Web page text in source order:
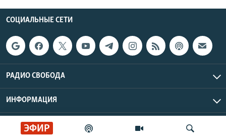
ЭФИР
СОЦИАЛЬНЫЕ СЕТИ
РАДИО СВОБОДА
ИНФОРМАЦИЯ
Радио Свобода © 2026 RFE/RL, Inc. | Все права защищены.